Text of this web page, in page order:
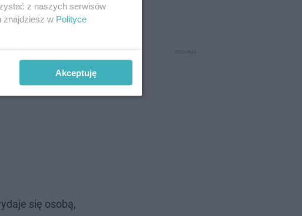
się osobą,
z naszych serwisów
znajdziesz w Polityce
Akceptuję